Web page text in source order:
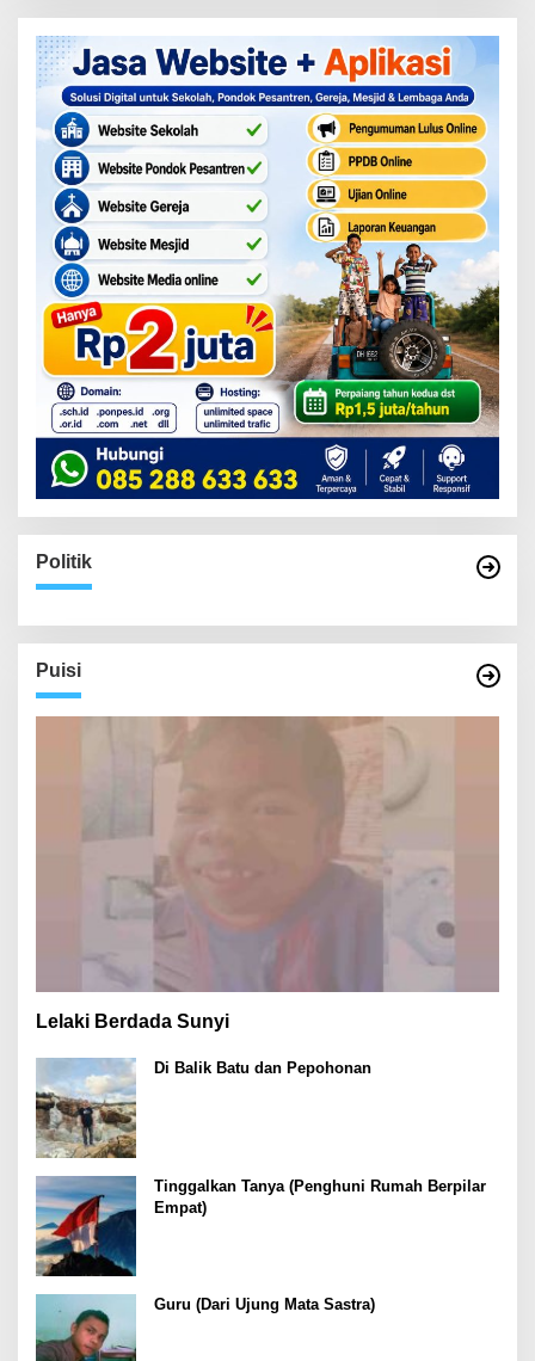
Politik
Puisi
Lelaki Berdada Sunyi
Di Balik Batu dan Pepohonan
Tinggalkan Tanya (Penghuni Rumah Berpilar
Empat)
Guru (Dari Ujung Mata Sastra)